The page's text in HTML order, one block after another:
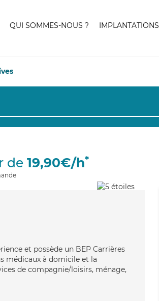
QUI SOMMES-NOUS ? IMPLANTATIONS
de 19,90€/h*
et possède un BEP Carrières
médicaux à domicile et la
de compagnie/loisirs, ménage,